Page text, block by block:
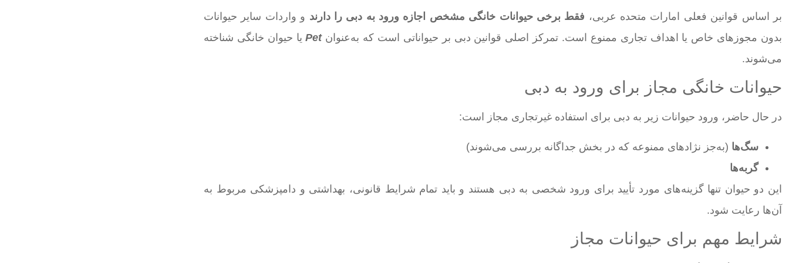
بر اساس قوانین فعلی امارات متحده عربی، فقط برخی حیوانات خانگی مشخص اجازه ورود به دبی را دارند و واردات سایر حیوانات
بدون مجوزهای خاص یا اهداف تجاری ممنوع است. تمرکز اصلی قوانین دبی بر حیواناتی است که به‌عنوانPetیا حیوان خانگی شناخته
می‌شوند.
حیوانات خانگی مجاز برای ورود به دبی
در حال حاضر، ورود حیوانات زیر به دبی برای استفاده غیرتجاری مجاز است:
سگ‌ها (به‌جز نژادهای ممنوعه که در بخش جداگانه بررسی می‌شوند)
گربه‌ها
این دو حیوان تنها گزینه‌های مورد تأیید برای ورود شخصی به دبی هستند و باید تمام شرایط قانونی، بهداشتی و دامپزشکی مربوط به
آن‌ها رعایت شود.
شرایط مهم برای حیوانات مجاز